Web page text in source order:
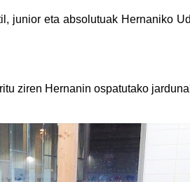
junior eta absolutuak Hernaniko
ziren Hernanin ospatutako